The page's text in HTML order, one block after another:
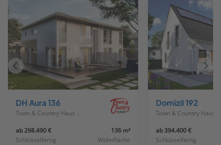
DH Aura 136
Town & Country Haus Deutschland
ab 298.490 €
Schlüsselfertig
136 m²
Wohnfläche
Domizil 192
ab 394.400 €
Schlüsselfertig
Vorheriges
Haus